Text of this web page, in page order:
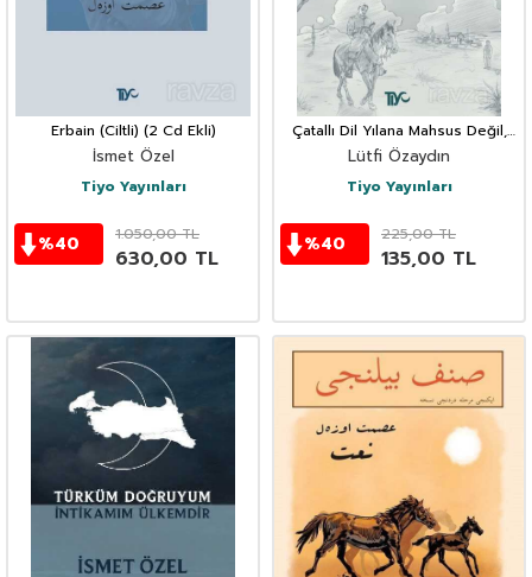
Erbain (Ciltli) (2 Cd Ekli)
İsmet Özel
Tiyo Yayınları
%40 1.050,00TL
630,00 TL
Çatallı Dil Yılana Mahsus Değil,
Yılmazın Da Dili Çatallı Olur
Lütfi Özaydın
Tiyo Yayınları
%40 225,00TL
135,00 TL